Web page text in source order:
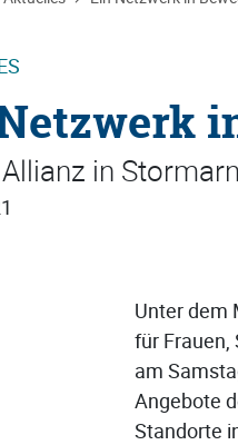
in
Unter dem
für Frauen,
am
Angebote
Standorte